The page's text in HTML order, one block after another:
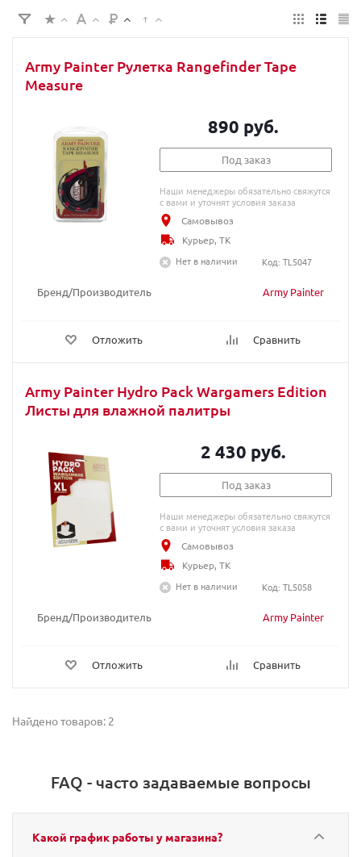
Army Painter Рулетка Rangefinder Tape
Measure
Бренд/Производитель Army Painter
Отложить Сравнить
890 руб.
Под заказ
Наши менеджеры обязательно свяжутся
с вами и уточнят условия заказа
Самовывоз
Курьер, ТК
Нет в наличии
Код: TL5047
Army Painter Hydro Pack Wargamers Edition
Листы для влажной палитры
Бренд/Производитель Army Painter
Отложить Сравнить
2 430 руб.
Под заказ
Наши менеджеры обязательно свяжутся
с вами и уточнят условия заказа
Самовывоз
Курьер, ТК
Нет в наличии
Код: TL5058
Найдено товаров: 2
FAQ - часто задаваемые вопросы
Какой график работы у магазина?